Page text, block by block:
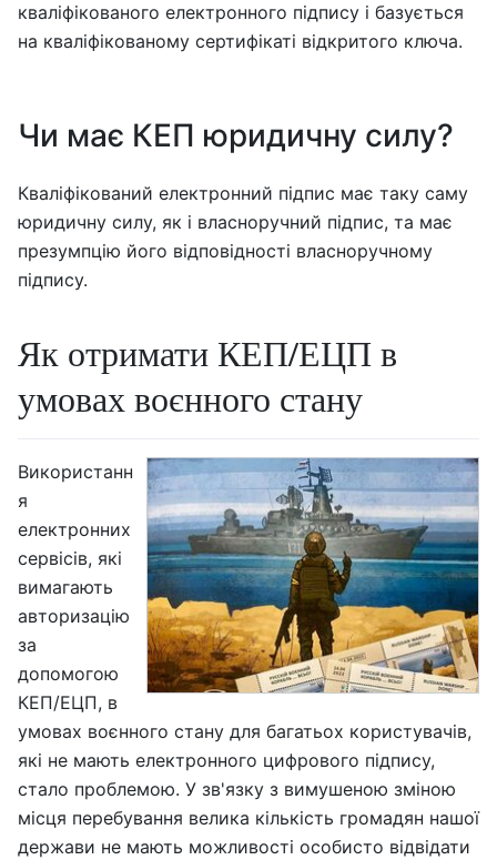
кваліфікованого електронного підпису і базується
на кваліфікованому сертифікаті відкритого ключа.
Чи має КЕП юридичну силу?
Кваліфікований електронний підпис має таку саму
юридичну силу, як і власноручний підпис, та має
презумпцію його відповідності власноручному
підпису.
Як отримати КЕП/ЕЦП в
умовах воєнного стану
Використанн
я
електронних
сервісів, які
вимагають
авторизацію
за
допомогою
КЕП/ЕЦП, в
умовах воєнного стану для багатьох користувачів,
які не мають електронного цифрового підпису,
стало проблемою. У зв'язку з вимушеною зміною
місця перебування велика кількість громадян нашої
держави не мають можливості особисто відвідати